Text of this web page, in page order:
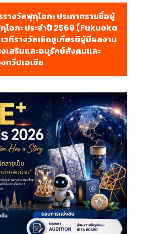
างวัลฟุกุโอกะ ประกาศรายชื่อผู้
โอกะ ประจำปี 2569 (Fukuoka
วทีรางวัลเชิดชูเกียรติผู้มีผลงาน
เสริมและอนุรักษ์สังคมและ
ทวีปเอเชีย